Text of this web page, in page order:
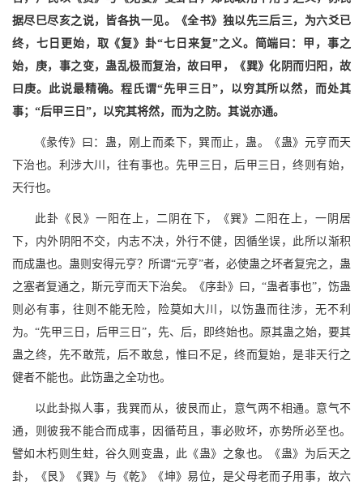
据尽巳尽亥之说，皆各执一见。《全书》独以先三后三，为六爻已
终，七日更始，取《复》卦“七日来复”之义。简端曰：甲，事之
始，庚，事之变，蛊乱极而复治，故曰甲，《巽》化阴而归阳，故
曰庚。此说最精确。程氏谓“先甲三日”，以穷其所以然，而处其
事；“后甲三日”，以究其将然，而为之防。其说亦通。
《彖传》曰：蛊，刚上而柔下，巽而止，蛊。《蛊》元亨而天
下治也。利涉大川，往有事也。先甲三日，后甲三日，终则有始，
天行也。
此卦《艮》一阳在上，二阴在下，《巽》二阳在上，一阴居
下，内外阴阳不交，内志不决，外行不健，因循坐误，此所以渐积
而成蛊也。蛊则安得元亨？所谓“元亨”者，必使蛊之坏者复完之，蛊
之塞者复通之，斯元亨而天下治矣。《序卦》曰，“蛊者事也”，饬蛊
则必有事，往则不能无险，险莫如大川，以饬蛊而往涉，无不利
为。“先甲三日，后甲三日”，先、后，即终始也。原其蛊之始，要其
蛊之终，先不敢荒，后不敢怠，惟曰不足，终而复始，是非天行之
健者不能也。此饬蛊之全功也。
以此卦拟人事，我巽而从，彼艮而止，意气两不相通。意气不
通，则彼我不能合而成事，因循苟且，事必败坏，亦势所必至也。
譬如木朽则生蛀，谷久则变蛊，此《蛊》之象也。《蛊》为后天之
卦，《艮》《巽》与《乾》《坤》易位，是父母老而子用事，故六